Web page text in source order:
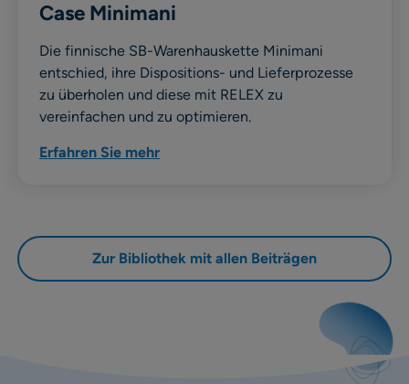
Case Minimani
Die finnische SB-Warenhauskette Minimani
entschied, ihre Dispositions- und Lieferprozesse
zu überholen und diese mit RELEX zu
vereinfachen und zu optimieren.
Erfahren Sie mehr
Zur Bibliothek mit allen Beiträgen